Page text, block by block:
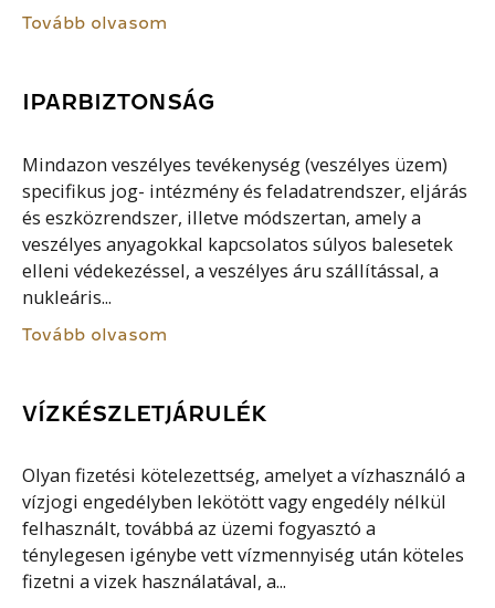
Tovább olvasom
IPARBIZTONSÁG
Mindazon veszélyes tevékenység (veszélyes üzem)
specifikus jog- intézmény és feladatrendszer, eljárás
és eszközrendszer, illetve módszertan, amely a
veszélyes anyagokkal kapcsolatos súlyos balesetek
elleni védekezéssel, a veszélyes áru szállítással, a
nukleáris...
Tovább olvasom
VÍZKÉSZLETJÁRULÉK
Olyan fizetési kötelezettség, amelyet a vízhasználó a
vízjogi engedélyben lekötött vagy engedély nélkül
felhasznált, továbbá az üzemi fogyasztó a
ténylegesen igénybe vett vízmennyiség után köteles
fizetni a vizek használatával, a...